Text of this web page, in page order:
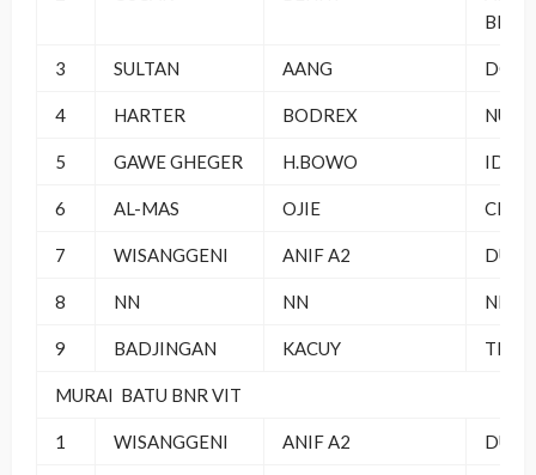
3 SULTAN AANG
4 HARTER BODREX
5 GAWE GHEGER H.BOWO
6 AL-MAS OJIE
7 WISANGGENI ANIF A2
8 NN NN NN
9 BADJINGAN KACUY TRS
MURAI BATU BNR VIT
1 WISANGGENI ANIF A2